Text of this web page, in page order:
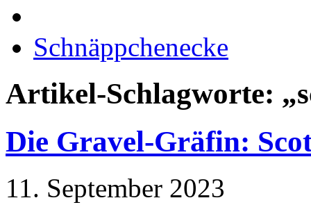
Schnäppchenecke
Artikel-Schlagworte:
Die Gravel-Gräfin:
11. September 2023